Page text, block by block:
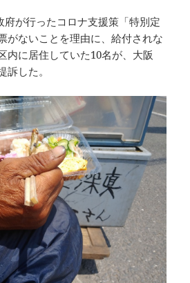
府が行ったコロナ支援策「特別定
がないことを理由に、給付されな
内に居住していた10名が、大阪
した。